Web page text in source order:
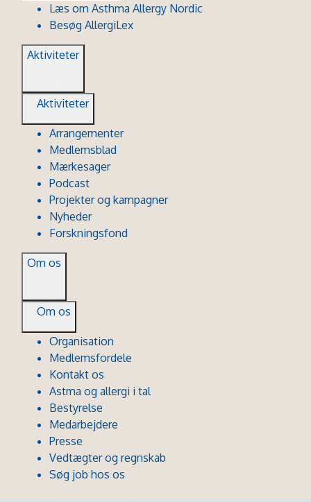
Læs om Asthma Allergy Nordic
Besøg AllergiLex
Aktiviteter
Aktiviteter
Arrangementer
Medlemsblad
Mærkesager
Podcast
Projekter og kampagner
Nyheder
Forskningsfond
Om os
Om os
Organisation
Medlemsfordele
Kontakt os
Astma og allergi i tal
Bestyrelse
Medarbejdere
Presse
Vedtægter og regnskab
Søg job hos os